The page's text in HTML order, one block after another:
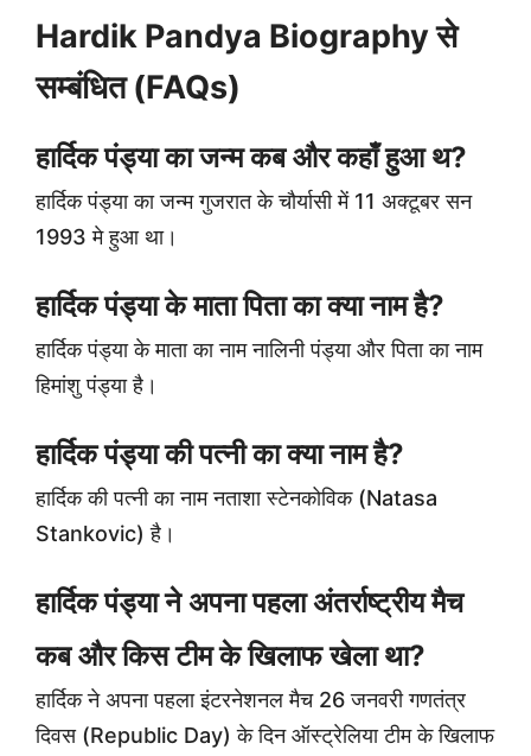
Hardik Pandya Biography से
सम्बंधित (FAQs)
हार्दिक पंड्या का जन्म कब और कहाँ हुआ थ?
हार्दिक पंड्या का जन्म गुजरात के चौर्यासी में 11 अक्टूबर सन
1993 मे हुआ था।
हार्दिक पंड्या के माता पिता का क्या नाम है?
हार्दिक पंड्या के माता का नाम नालिनी पंड्या और पिता का नाम
हिमांशु पंड्या है।
हार्दिक पंड्या की पत्नी का क्या नाम है?
हार्दिक की पत्नी का नाम नताशा स्टेनकोविक (Natasa
Stankovic) है।
हार्दिक पंड्या ने अपना पहला अंतर्राष्ट्रीय मैच
कब और किस टीम के खिलाफ खेला था?
हार्दिक ने अपना पहला इंटरनेशनल मैच 26 जनवरी गणतंत्र
दिवस (Republic Day) के दिन ऑस्ट्रेलिया टीम के खिलाफ